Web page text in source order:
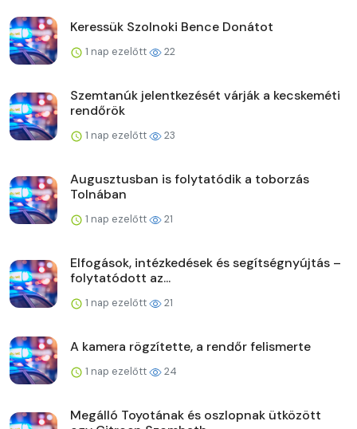
Keressük Szolnoki Bence Donátot
1 nap ezelőtt 22
Szemtanúk jelentkezését várják a kecskeméti
rendőrök
1 nap ezelőtt 23
Augusztusban is folytatódik a toborzás
Tolnában
1 nap ezelőtt 21
Elfogások, intézkedések és segítségnyújtás –
folytatódott az...
1 nap ezelőtt 21
A kamera rögzítette, a rendőr felismerte
1 nap ezelőtt 24
Megálló Toyotának és oszlopnak ütközött